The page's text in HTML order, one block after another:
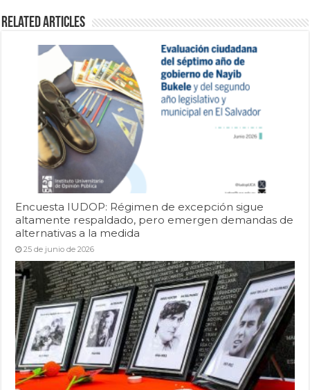
Related Articles
Encuesta IUDOP: Régimen de excepción sigue
altamente respaldado, pero emergen demandas de
alternativas a la medida
25 de junio de 2026